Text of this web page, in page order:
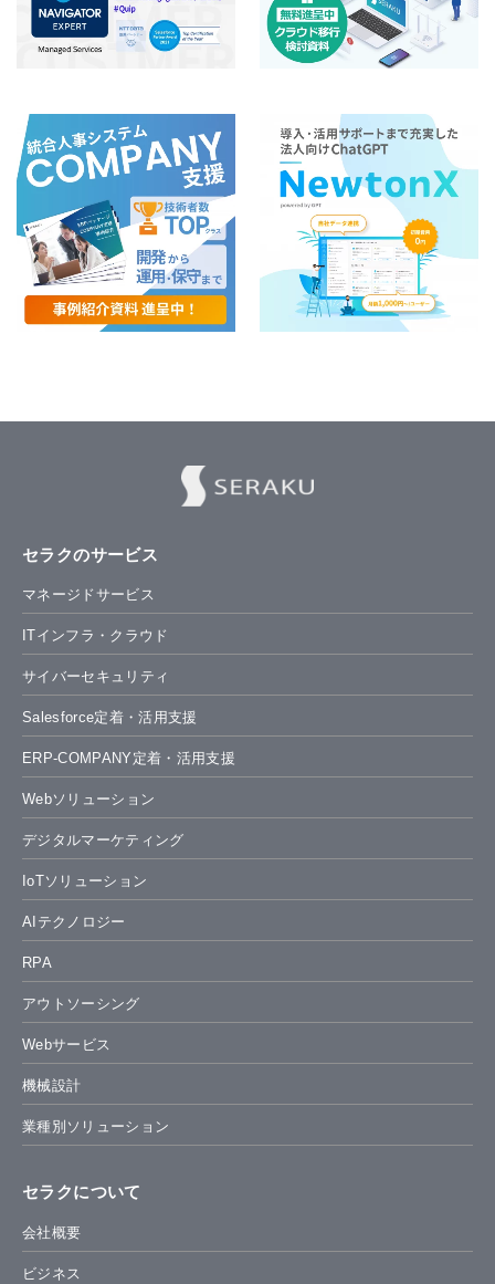
セラクのサービス
マネージドサービス
ITインフラ・クラウド
サイバーセキュリティ
Salesforce定着・活用支援
ERP-COMPANY定着・活用支援
Webソリューション
デジタルマーケティング
IoTソリューション
AIテクノロジー
RPA
アウトソーシング
Webサービス
機械設計
業種別ソリューション
セラクについて
会社概要
ビジネス